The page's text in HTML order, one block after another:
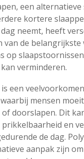
een
kortere
neemt, heeft
van de belangrijkste
op
verminderen.
een
mensen
of doorslapen. Dit
en
de dag.
aanpak zijn